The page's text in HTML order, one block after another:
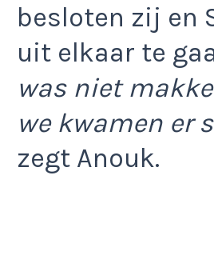
besloten zij en
uit elkaar te
was niet
we kwamen er
zegt Anouk.